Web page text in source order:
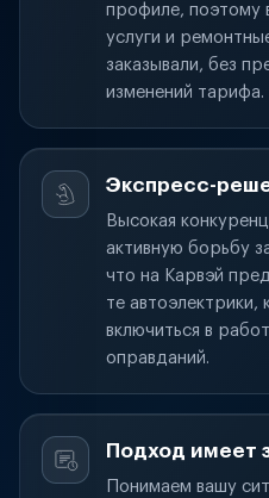
профиле, поэтому
услуги и
заказывали, без
изменений тарифа.
Экспресс-
Высокая
активную борьбу
что на Карвэй
те автоэлектрики,
включиться в
оправданий.
Подход имеет
Понимаем вашу